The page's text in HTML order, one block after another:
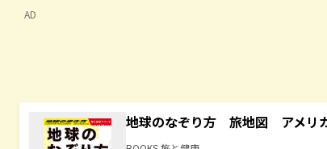
AD
地球のなぞり方 旅地図 アメリ